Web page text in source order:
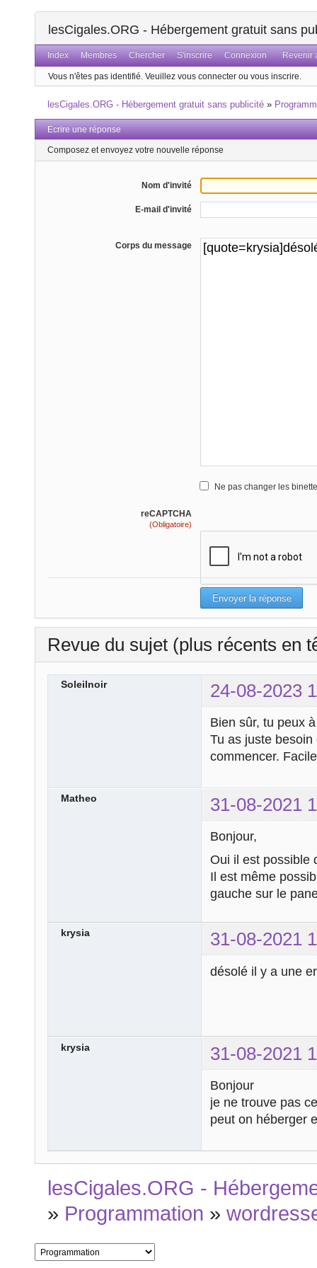
lesCigales.ORG - Hébergement gratuit sans
Index Membres Chercher S'inscrire Connexion Revenir
Vous n'êtes pas identifié. Veuillez vous connecter ou vous inscrire.
lesCigales.ORG - Hébergement gratuit sans publicité »
Ecrire une réponse
Composez et envoyez votre nouvelle réponse
Nom d'invité
E-mail d'invité
Corps du message
Ne pas changer les
reCAPTCHA
(Obligatoire)
Revue du sujet (plus récents en
Soleilnoir 24-08-2023
Bien sûr, tu peux
Tu as juste
commencer.
Matheo 31-08-2021
Bonjour,
Oui il est possible
Il est même
gauche sur le
krysia 31-08-2021
désolé il y a une
krysia 31-08-2021
Bonjour
je ne trouve pas
peut on héberger
lesCigales.ORG -
» Programmation »